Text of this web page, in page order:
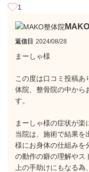
1
返信日 2024/08/28
まーしゃ様
この度は口コミ投稿あ
体院、整骨院の中から
す。
まーしゃ様の症状が楽
当院は、施術で結果を
様にお身体の仕組みを
の動作の癖の理解やス
上の手助けにもなる